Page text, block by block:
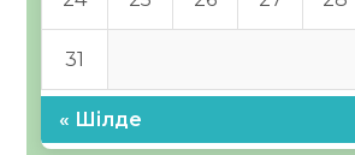
31
« Шілде